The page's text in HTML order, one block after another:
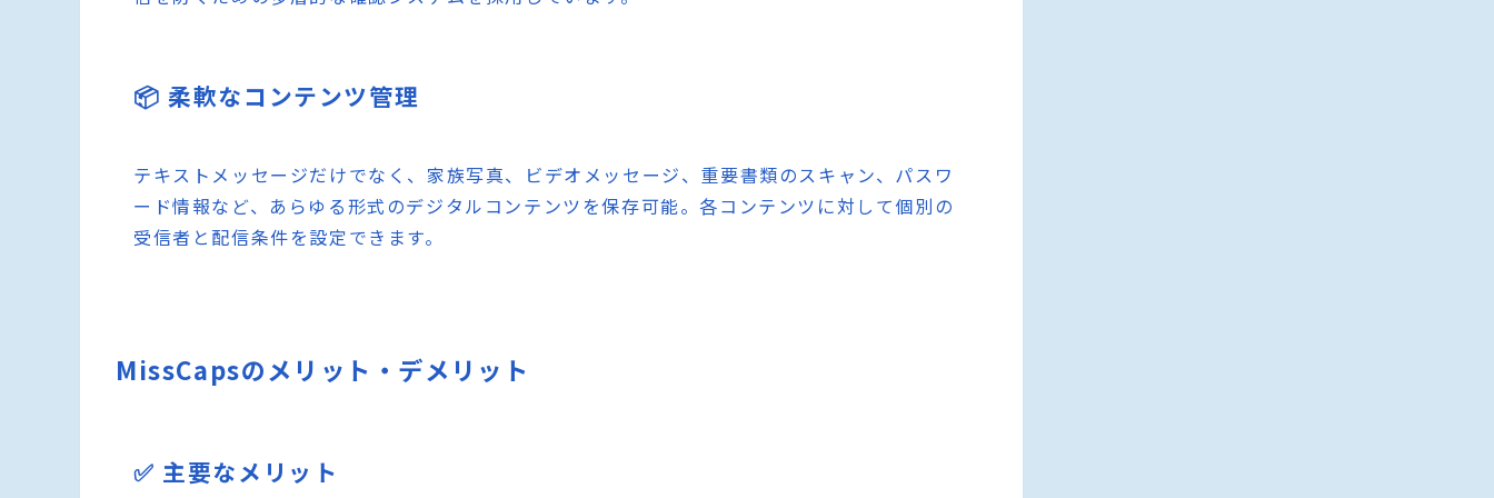
📦 柔軟なコンテンツ管理
テキストメッセージだけでなく、家族写真、ビデオメッセージ、重要書類のスキャン、パスワ
ード情報など、あらゆる形式のデジタルコンテンツを保存可能。各コンテンツに対して個別の
受信者と配信条件を設定できます。
MissCapsのメリット・デメリット
✅ 主要なメリット